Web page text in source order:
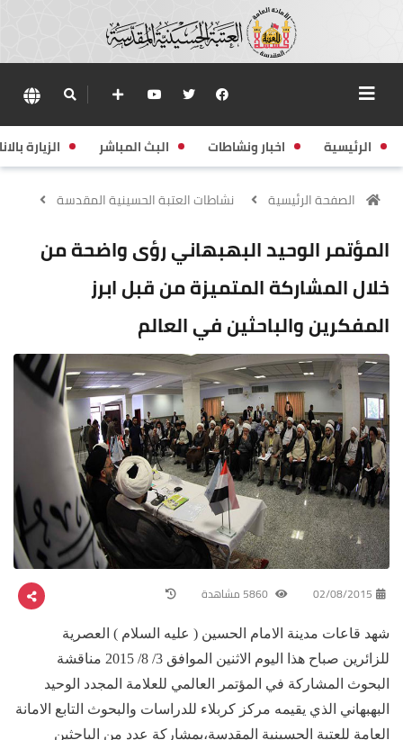
الرئيسية اخبار ونشاطات البث المباشر الزيارة
الصفحة الرئيسية نشاطات العتبة الحسينية المقدسة
المؤتمر الوحيد البهبهاني رؤى واضحة من
خلال المشاركة المتميزة من قبل ابرز
المفكرين والباحثين في العالم
02/08/2015
شهد قاعات مدينة الامام الحسين ( عليه السلام ) العصرية
للزائرين صباح هذا اليوم الاثنين الموافق 3/ 8/ 2015 مناقشة
البحوث المشاركة في المؤتمر العالمي للعلامة المجدد الوحيد
البهبهاني الذي يقيمه مركز كربلاء للدراسات والبحوث التابع الامانة
العامة للعتبة الحسينية المقدسة،بمشاركة عدد من الباحثين